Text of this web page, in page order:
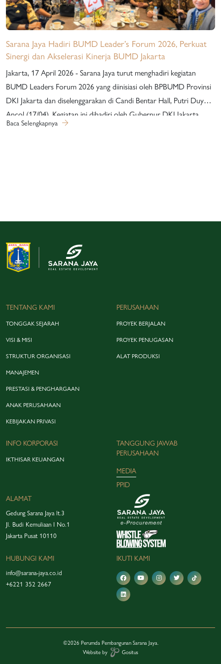
Sarana Jaya Hadiri BUMD Leader’s Forum 2026, Perkuat
Sinergi dan Akselerasi Kinerja BUMD Jakarta
Jakarta, 17 April 2026 - Sarana Jaya turut menghadiri kegiatan
BUMD Leaders Forum 2026 yang diinisiasi oleh BPBUMD Provinsi
DKI Jakarta dan diselenggarakan di Candi Bentar Hall, Putri Duyung
Ancol (17/04). Kegiatan ini dihadiri oleh Gubernur DKI Jakarta,
jajaran Direksi BUMD, serta pimpinan anak perusahaan sebagai
Baca Selengkapnya
TENTANG KAMI
TONGGAK SEJARAH
VISI & MISI
STRUKTUR ORGANISASI
MANAJEMEN
PRESTASI & PENGHARGAAN
ANAK PERUSAHAAN
KEBIJAKAN PRIVASI
PERUSAHAAN
PROYEK BERJALAN
PROYEK PENUGASAN
ALAT PRODUKSI
INFO KORPORASI
IKTHISAR KEUANGAN
TANGGUNG JAWAB
PERUSAHAAN
MEDIA
PPID
ALAMAT
Gedung Sarana Jaya lt.3
Jl. Budi Kemuliaan I No.1
Jakarta Pusat 10110
HUBUNGI KAMI
info@sarana-jaya.co.id
+6221 352 2667
IKUTI KAMI
©2026 Perumda Pembangunan Sarana Jaya.
Website by
Gositus